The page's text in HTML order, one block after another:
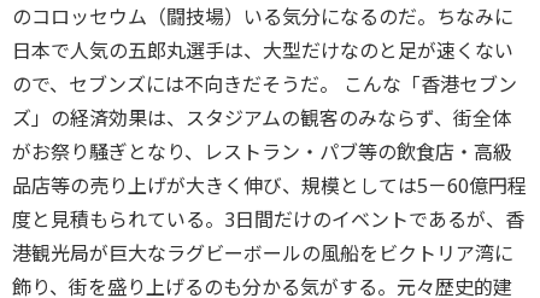
のコロッセウム（闘技場）いる気分になるのだ。ちなみに
日本で人気の五郎丸選手は、大型だけなのと足が速くない
ので、セブンズには不向きだそうだ。 こんな「香港セブン
ズ」の経済効果は、スタジアムの観客のみならず、街全体
がお祭り騒ぎとなり、レストラン・パブ等の飲食店・高級
品店等の売り上げが大きく伸び、規模としては5－60億円程
度と見積もられている。3日間だけのイベントであるが、香
港観光局が巨大なラグビーボールの風船をビクトリア湾に
飾り、街を盛り上げるのも分かる気がする。元々歴史的建